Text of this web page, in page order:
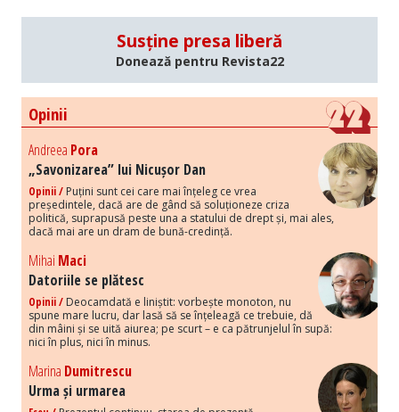
Susține presa liberă
Donează pentru Revista22
Opinii
Andreea Pora
„Savonizarea” lui Nicușor Dan
Opinii / Puțini sunt cei care mai înțeleg ce vrea
președintele, dacă are de gând să soluționeze criza
politică, suprapusă peste una a statului de drept și, mai ales,
dacă mai are un dram de bună-credință.
Mihai Maci
Datoriile se plătesc
Opinii / Deocamdată e liniștit: vorbește monoton, nu
spune mare lucru, dar lasă să se înțeleagă ce trebuie, dă
din mâini și se uită aiurea; pe scurt – e ca pătrunjelul în supă:
nici în plus, nici în minus.
Marina Dumitrescu
Urma și urmarea